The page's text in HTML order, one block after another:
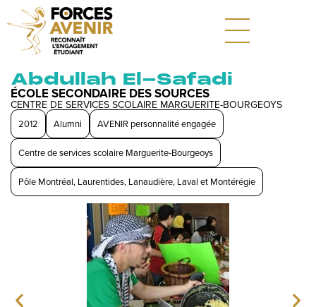
Abdullah El-Safadi
ÉCOLE SECONDAIRE DES SOURCES
CENTRE DE SERVICES SCOLAIRE MARGUERITE-BOURGEOYS
2012 Alumni AVENIR personnalité engagée
Centre de services scolaire Marguerite-Bourgeoys
Pôle Montréal, Laurentides, Lanaudière, Laval et Montérégie